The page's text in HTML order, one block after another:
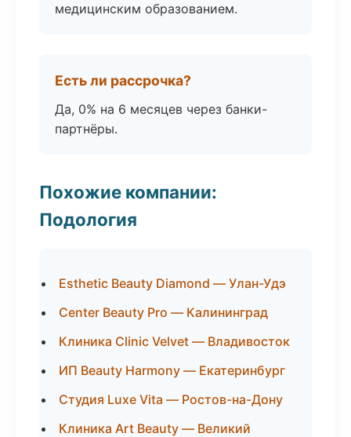
медицинским образованием.
Есть ли рассрочка?
Да, 0% на 6 месяцев через банки-
партнёры.
Похожие компании:
Подология
Esthetic Beauty Diamond — Улан-Удэ
Center Beauty Pro — Калининград
Клиника Clinic Velvet — Владивосток
ИП Beauty Harmony — Екатеринбург
Студия Luxe Vita — Ростов-на-Дону
Клиника Art Beauty — Великий